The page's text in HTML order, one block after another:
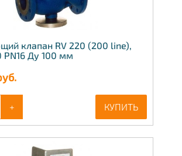
клапан RV 220 (200 line),
PN16 Ду 100 мм
+ КУПИТЬ